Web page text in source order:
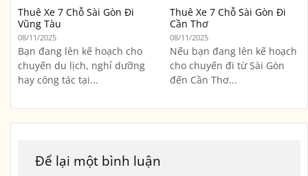
Thuê Xe 7 Chỗ Sài Gòn Đi
Vũng Tàu
08/11/2025
Bạn đang lên kế hoạch cho
chuyến du lịch, nghỉ dưỡng
hay công tác tại...
Thuê Xe 7 Chỗ Sài Gòn Đi
Cần Thơ
08/11/2025
Nếu bạn đang lên kế hoạch
cho chuyến đi từ Sài Gòn
đến Cần Thơ...
Để lại một bình luận